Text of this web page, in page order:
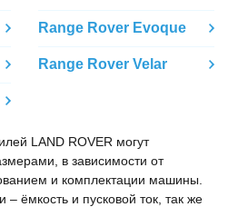
Range Rover Evoque
Range Rover Velar
LAND ROVER могут
в зависимости от
и комплектации машины.
– ёмкость и пусковой ток, так же